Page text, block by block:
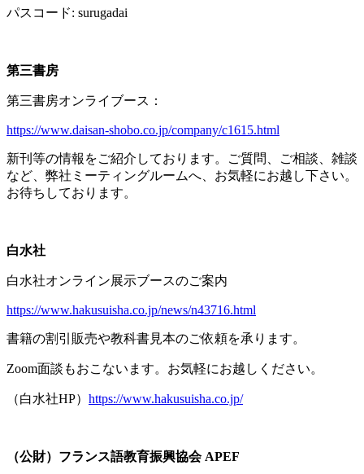
パスコード: surugadai
第三書房
第三書房オンライブース：
https://www.daisan-shobo.co.jp/company/c1615.html
新刊等の情報をご紹介しております。ご質問、ご相談、雑談
など、弊社ミーティングルームへ、お気軽にお越し下さい。
お待ちしております。
白水社
白水社オンライン展示ブースのご案内
https://www.hakusuisha.co.jp/news/n43716.html
書籍の割引販売や教科書見本のご依頼を承ります。
Zoom面談もおこないます。お気軽にお越しください。
（白水社HP） https://www.hakusuisha.co.jp/
（公財）フランス語教育振興協会APEF